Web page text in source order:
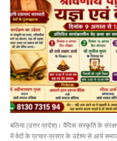
बलिया (उत्तर प्रदेश)। वैदिक संस्कृति के
में वेदों के प्रचार-प्रसार के उद्देश्य से आर्य